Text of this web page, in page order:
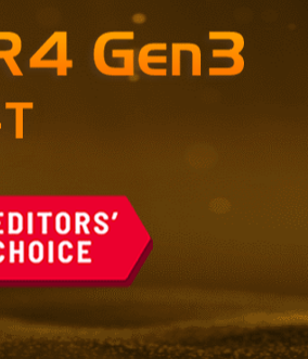
–
per casa e